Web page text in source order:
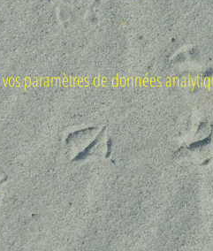
paramètres de données